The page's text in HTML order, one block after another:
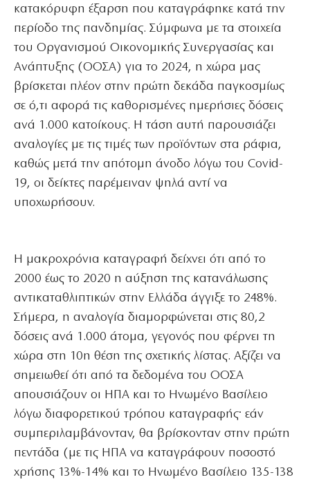
κατακόρυφη έξαρση που καταγράφηκε κατά την
περίοδο της πανδημίας. Σύμφωνα με τα στοιχεία
του Οργανισμού Οικονομικής Συνεργασίας και
Ανάπτυξης (ΟΟΣΑ) για το 2024, η χώρα μας
βρίσκεται πλέον στην πρώτη δεκάδα παγκοσμίως
σε ό,τι αφορά τις καθορισμένες ημερήσιες δόσεις
ανά 1.000 κατοίκους. Η τάση αυτή παρουσιάζει
αναλογίες με τις τιμές των προϊόντων στα ράφια,
καθώς μετά την απότομη άνοδο λόγω του Covid-
19, οι δείκτες παρέμειναν ψηλά αντί να
υποχωρήσουν.
Η μακροχρόνια καταγραφή δείχνει ότι από το
2000 έως το 2020 η αύξηση της κατανάλωσης
αντικαταθλιπτικών στην Ελλάδα άγγιξε το 248%.
Σήμερα, η αναλογία διαμορφώνεται στις 80,2
δόσεις ανά 1.000 άτομα, γεγονός που φέρνει τη
χώρα στη 10η θέση της σχετικής λίστας. Αξίζει να
σημειωθεί ότι από τα δεδομένα του ΟΟΣΑ
απουσιάζουν οι ΗΠΑ και το Ηνωμένο Βασίλειο
λόγω διαφορετικού τρόπου καταγραφής· εάν
συμπεριλαμβάνονταν, θα βρίσκονταν στην πρώτη
πεντάδα (με τις ΗΠΑ να καταγράφουν ποσοστό
χρήσης 13%-14% και το Ηνωμένο Βασίλειο 135-138